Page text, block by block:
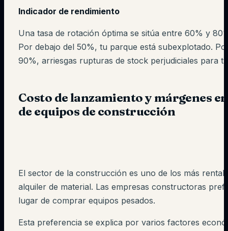
Indicador de rendimiento
Una tasa de rotación óptima se sitúa entre 60% y
Por debajo del 50%, tu parque está subexplotado.
90%, arriesgas rupturas de stock perjudiciales para
Costo de lanzamiento y márgenes
de equipos de construcción
El sector de la construcción es uno de los más
alquiler de material. Las empresas constructoras
lugar de comprar equipos pesados.
Esta preferencia se explica por varios factores